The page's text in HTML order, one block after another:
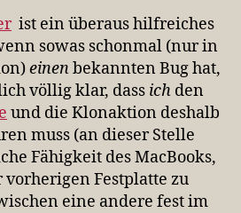
ist ein überaus hilfreiches
sowas schonmal (nur in
einenbekannten Bug hat,
völlig klar, dass ich den
und die Klonaktion deshalb
muss (an dieser Stelle
Fähigkeit des MacBooks,
vorherigen Festplatte zu
eine andere fest im